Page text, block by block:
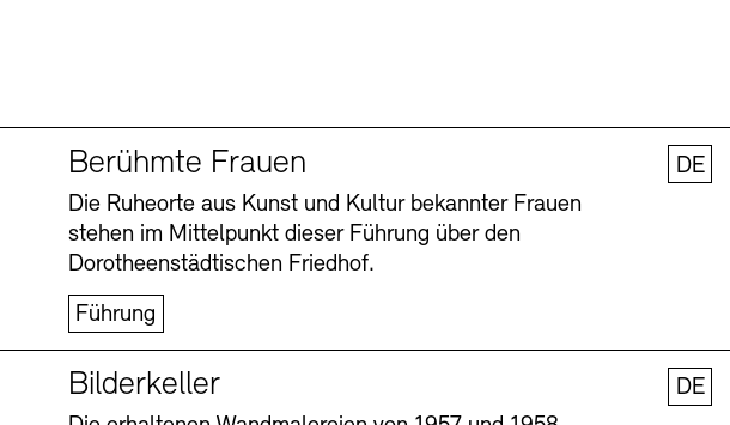
Berühmte Frauen
Die Ruheorte aus Kunst und Kultur bekannter Frauen
stehen im Mittelpunkt dieser Führung über den
Dorotheenstädtischen Friedhof.
Führung
DE
Bilderkeller
DE